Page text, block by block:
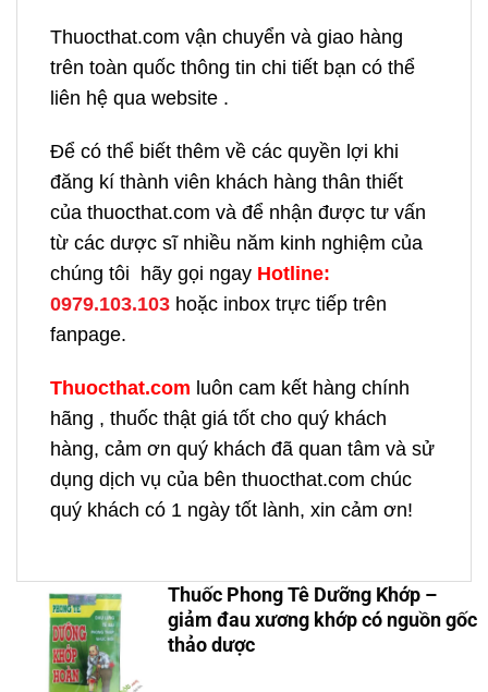
Thuocthat.com vận chuyển và giao hàng
trên toàn quốc thông tin chi tiết bạn có thể
liên hệ qua website .
Để có thể biết thêm về các quyền lợi khi
đăng kí thành viên khách hàng thân thiết
của thuocthat.com và để nhận được tư vấn
từ các dược sĩ nhiều năm kinh nghiệm của
chúng tôi hãy gọi ngay Hotline:
0979.103.103 hoặc inbox trực tiếp trên
fanpage.
Thuocthat.com luôn cam kết hàng chính
hãng , thuốc thật giá tốt cho quý khách
hàng, cảm ơn quý khách đã quan tâm và sử
dụng dịch vụ của bên thuocthat.com chúc
quý khách có 1 ngày tốt lành, xin cảm ơn!
Thuốc Phong Tê Dưỡng Khớp –
giảm đau xương khớp có nguồn gốc
thảo dược